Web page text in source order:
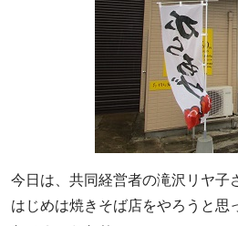
今日は、共同経営者の滝沢リヤ子
はじめは焼きそば店をやろうと思